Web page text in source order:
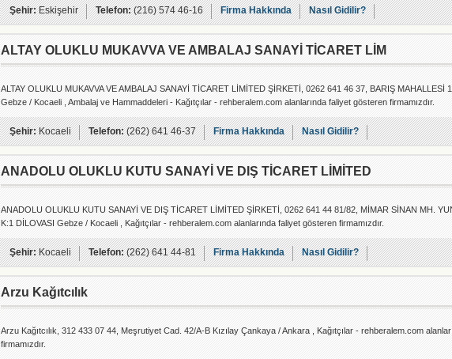
Şehir:Eskişehir Telefon:(216) 574 46-16 Firma Hakkında Nasıl Gidilir?
ALTAY OLUKLU MUKAVVA VE AMBALAJ SANAYİ TİCARET LİM
ALTAY OLUKLU MUKAVVA VE AMBALAJ SANAYİ TİCARET LİMİTED ŞİRKETİ, 0262 641 46 37, BARIŞ MAHALLESİ
Gebze / Kocaeli , Ambalaj ve Hammaddeleri - Kağıtçılar - rehberalem.com alanlarında faliyet gösteren firmamızdır.
Şehir:Kocaeli Telefon:(262) 641 46-37 Firma Hakkında Nasıl Gidilir?
ANADOLU OLUKLU KUTU SANAYİ VE DIŞ TİCARET LİMİTED
ANADOLU OLUKLU KUTU SANAYİ VE DIŞ TİCARET LİMİTED ŞİRKETİ, 0262 641 44 81/82, MİMAR SİNAN MH.
K:1 DİLOVASI Gebze / Kocaeli , Kağıtçılar - rehberalem.com alanlarında faliyet gösteren firmamızdır.
Şehir:Kocaeli Telefon:(262) 641 44-81 Firma Hakkında Nasıl Gidilir?
Arzu Kağıtcılık
Arzu Kağıtcılık, 312 433 07 44, Meşrutiyet Cad. 42/A-B Kızılay Çankaya / Ankara , Kağıtçılar - rehberalem.com
firmamızdır.